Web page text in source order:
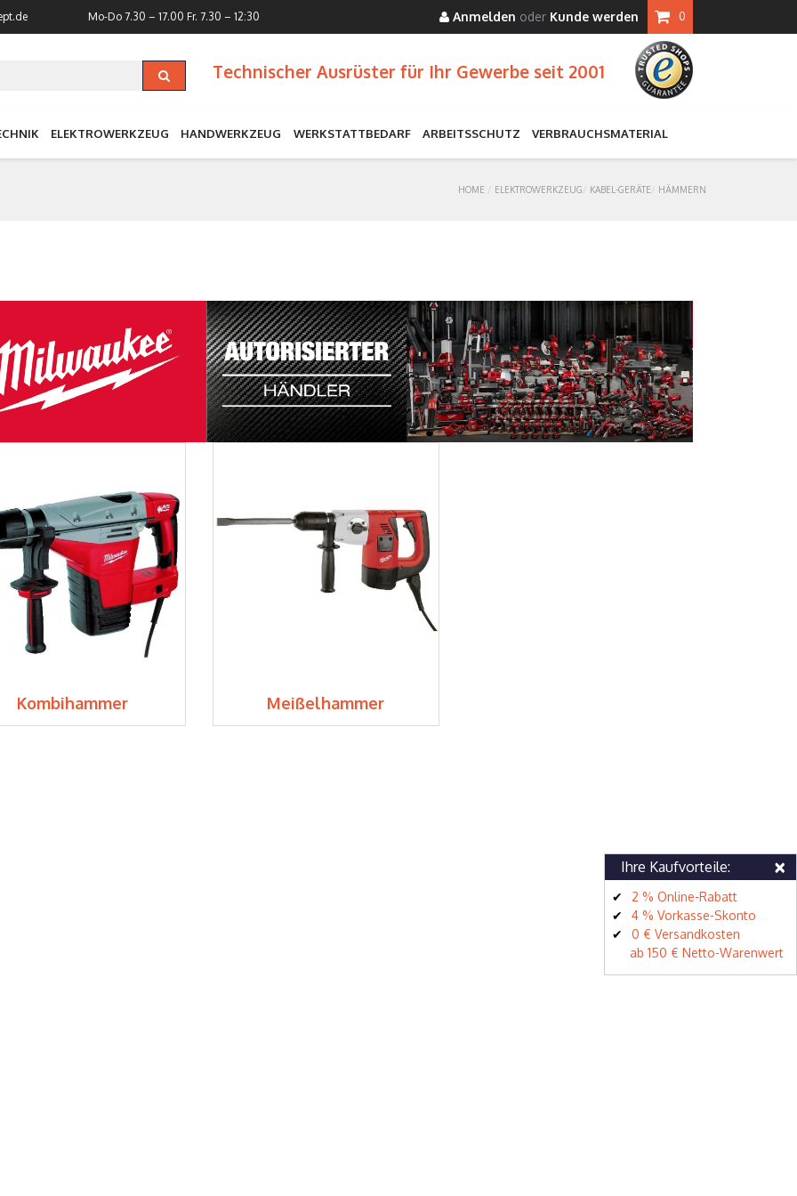
Mo-Do 7.30 – 17.00 Fr. 7.30 – 12:30 Anmelden oder Kunde werden 0
Technischer Ausrüster für Ihr Gewerbe seit 2001
ELEKTROWERKZEUG HANDWERKZEUG WERKSTATTBEDARF ARBEITSSCHUTZ VERBRAUCHSMATERIAL
HOME ELEKTROWERKZEUG KABEL-GERÄTE HÄMMERN
Kombihammer Meißelhammer
Ihre Kaufvorteile: ×
2 % Online-Rabatt
4 % Vorkasse-Skonto
0 € Versandkosten
ab 150 € Netto-Warenwert